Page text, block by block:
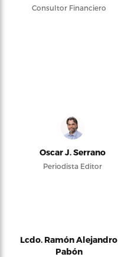
Consultor Financiero
Oscar J. Serrano
Periodista Editor
Lcdo. Ramón Alejandro
Pabón